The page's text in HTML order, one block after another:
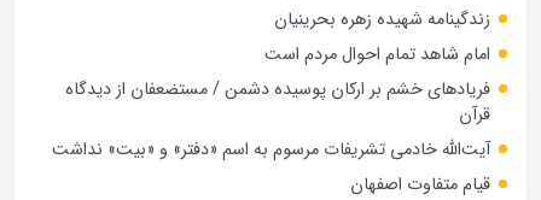
زندگینامه شهيده زهره بحرينيان
امام شاهد تمام احوال مردم است
فریادهای خشم بر ارکان پوسیده دشمن / مستضعفان از دیدگاه
قرآن
آیت‌الله خادمی تشریفات مرسوم به اسم «دفتر» و «بیت» نداشت
قیام متفاوت اصفهان